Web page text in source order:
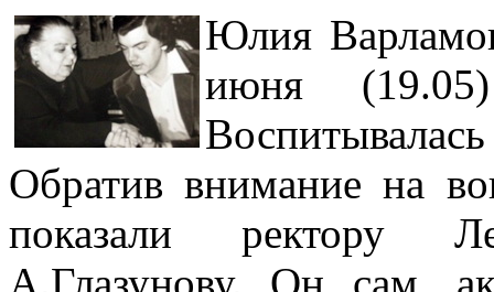
Юлия
июня
Обратив внимание на
показали ректору
А.Глазунову. Он сам,